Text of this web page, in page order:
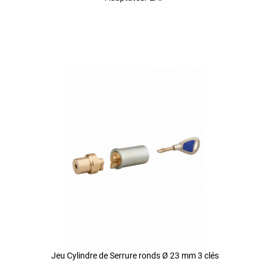
Jeu Cylindre de Serrure ronds Ø 23 mm 3 clés